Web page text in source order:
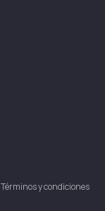
Términos y condiciones